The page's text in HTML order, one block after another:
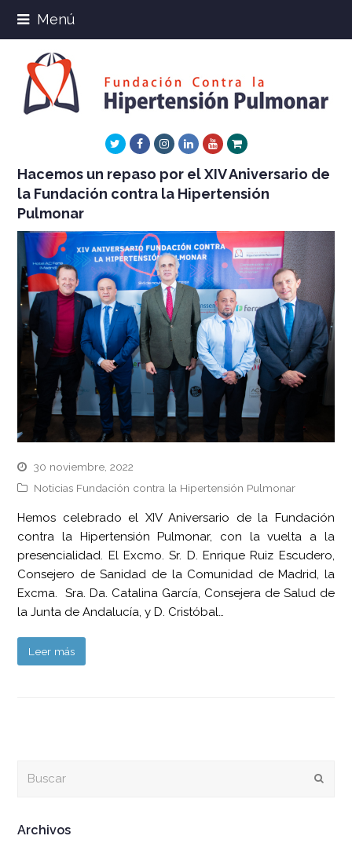
Menú
TwitterFacebookInstagram
LinkedInYoutube
Xing
Hacemos un repaso por el XIV Aniversario de
la Fundación contra la Hipertensión
Pulmonar
30 noviembre, 2022
Noticias Fundación contra la Hipertensión Pulmonar
Hemos celebrado el XIV Aniversario de la Fundación
contra la Hipertensión Pulmonar, con la vuelta a la
presencialidad. El Excmo. Sr. D. Enrique Ruiz Escudero,
Consejero de Sanidad de la Comunidad de Madrid, la
Excma. Sra. Da. Catalina García, Consejera de Salud de
la Junta de Andalucía, y D. Cristóbal…
Leer más
Archivos